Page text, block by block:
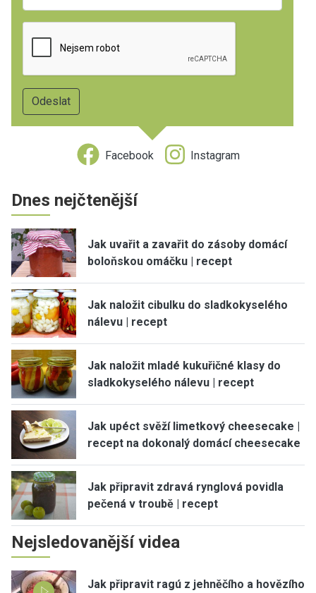
Facebook Instagram
Dnes nejčtenější
Jak uvařit a zavařit do zásoby domácí
boloňskou omáčku | recept
Jak naložit cibulku do sladkokyselého
nálevu | recept
Jak naložit mladé kukuřičné klasy do
sladkokyselého nálevu | recept
Jak upéct svěží limetkový cheesecake |
recept na dokonalý domácí cheesecake
Jak připravit zdravá rynglová povidla
pečená v troubě | recept
Nejsledovanější videa
Jak připravit ragú z jehněčího a hovězího